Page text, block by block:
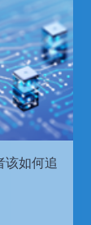
该如何追